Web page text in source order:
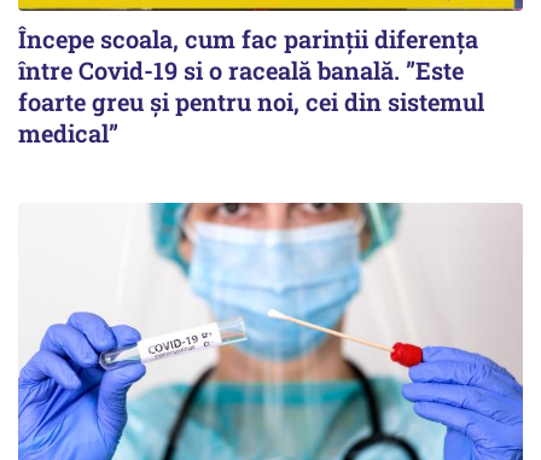
Începe scoala, cum fac parinții diferența
între Covid-19 si o raceală banală. ”Este
foarte greu și pentru noi, cei din sistemul
medical”